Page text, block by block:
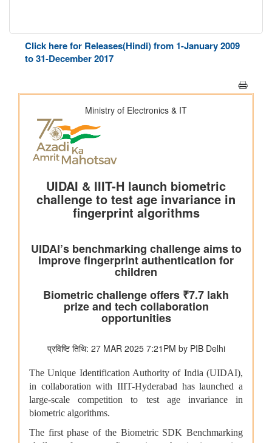
Click here for Releases(Hindi) from 1-January 2009
to 31-December 2017